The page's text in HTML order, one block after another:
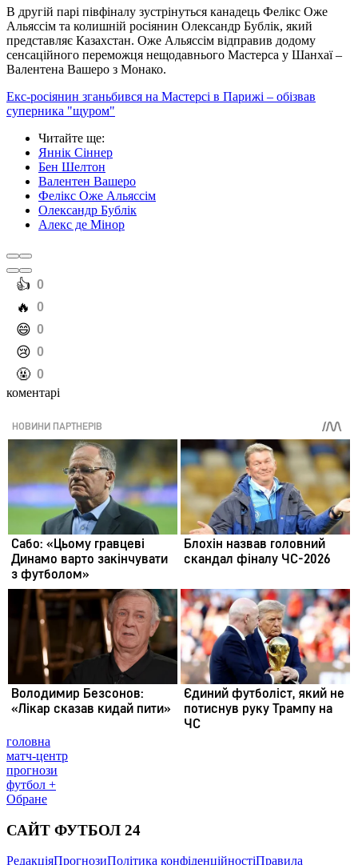
В другій парі півфіналу зустрінуться канадець Фелікс Оже
Альяссім та колишній росіянин Олександр Бублік, який
представляє Казахстан. Оже Альяссім відправив додому
сенсаційного переможця нещодавнього Мастерса у Шанхаї –
Валентена Вашеро з Монако.
Екс-росіянин зганьбився на Мастерсі в Парижі – обізвав
суперника "щуром"
Читайте ще:
Яннік Сіннер
Бен Шелтон
Валентен Вашеро
Фелікс Оже Альяссім
Олександр Бублік
Алекс де Мінор
️👍 0
️🔥 0
️😄 0
️😢 0
️🤬 0
коментарі
головна
матч-центр
прогнози
футбол +
Обране
САЙТ ФУТБОЛ 24
РедакціяПрогнозиПолітика конфіденційностіПравила